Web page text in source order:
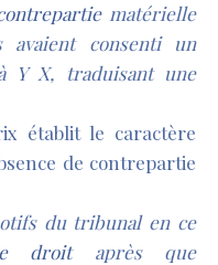
matérielle
avaient consenti un
Y X, traduisant une
établit le caractère
de contrepartie
du tribunal en ce
droitaprès que